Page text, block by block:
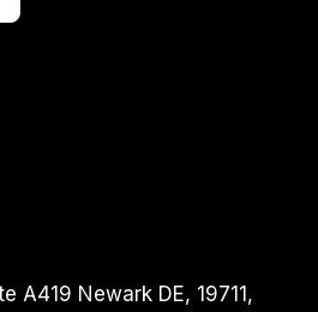
A419 Newark DE, 19711,